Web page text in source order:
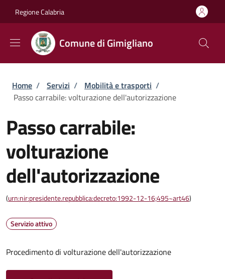
Regione Calabria
Comune di Gimigliano
Briciole di pane
Home / Servizi / Mobilità e trasporti /
Passo carrabile: volturazione dell'autorizzazione
Passo carrabile:
volturazione
dell'autorizzazione
(urn:nir:presidente.repubblica:decreto:1992-12-16;495~art46)
Servizio attivo
Procedimento di volturazione dell'autorizzazione